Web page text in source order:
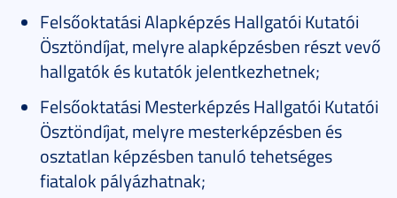
Felsőoktatási Alapképzés Hallgatói Kutatói
Ösztöndíjat, melyre alapképzésben részt vevő
hallgatók és kutatók jelentkezhetnek;
Felsőoktatási Mesterképzés Hallgatói Kutatói
Ösztöndíjat, melyre mesterképzésben és
osztatlan képzésben tanuló tehetséges
fiatalok pályázhatnak;